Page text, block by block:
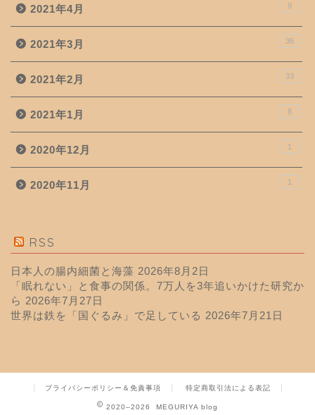
2021年4月 9
2021年3月 36
2021年2月 33
2021年1月 8
2020年12月 1
2020年11月 1
RSS
日本人の腸内細菌と海藻 2026年8月2日
「眠れない」と食事の関係。7万人を3年追いかけた研究か
ら 2026年7月27日
世界は鉄を「国ぐるみ」で足している 2026年7月21日
プライバシーポリシー＆免責事項 特定商取引法による表記
2020–2026 MEGURIYA blog